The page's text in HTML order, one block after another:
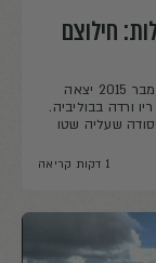
חילוצם
המסלול בן חמשת הימים שנעצר באמצע הנהר בנובמבר 2015 יצאה
ורדה בבוליביה.
שעליה שטו
באזור מרוחק
1 דקות קריאה